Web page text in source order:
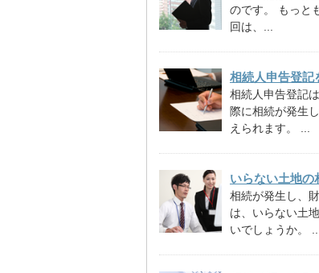
のです。 もっと
回は、...
相続人申告登記
相続人申告登記
際に相続が発生
えられます。 ...
いらない土地の
相続が発生し、
は、いらない土
いでしょうか。 ...